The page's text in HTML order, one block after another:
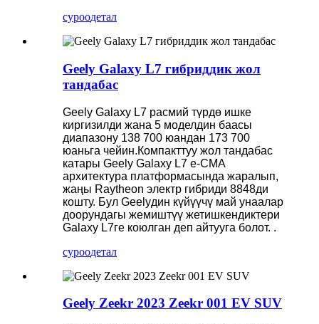
суроодетал
Geely Galaxy L7 гибриддик жол
тандабас
Geely Galaxy L7 расмий түрдө ишке
киргизилди жана 5 моделдин баасы
диапазону 138 700 юандан 173 700
юаньга чейин.Компакттуу жол тандабас
катары Geely Galaxy L7 e-CMA
архитектура платформасында жаралып,
жаңы Raytheon электр гибриди 8848ди
кошту. Бул Geelyдин күйүүчү май унаалар
доорундагы жемиштүү жетишкендиктери
Galaxy L7ге коюлган деп айтууга болот. .
суроодетал
Geely Zeekr 2023 Zeekr 001 EV SUV